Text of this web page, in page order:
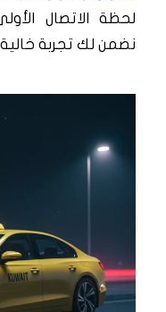
لحظة الاتصال
نضمن لك تجربة خالية